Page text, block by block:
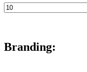
Branding: